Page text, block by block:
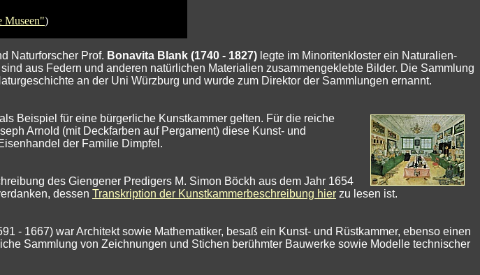
Museen")
Naturforscher Prof. Bonavita Blank (1740 - 1827) legte im Minoritenkloster ein Naturalien-
aus Federn und anderen natürlichen Materialien zusammengeklebte Bilder. Die Sammlung
an der Uni Würzburg und wurde zum Direktor der Sammlungen ernannt.
Beispiel für eine bürgerliche Kunstkammer gelten. Für die reiche
Arnold (mit Deckfarben auf Pergament) diese Kunst- und
der Familie Dimpfel.
des Giengener Predigers M. Simon Böckh aus dem Jahr 1654
dessen Transkription der Kunstkammerbeschreibung hier zu lesen ist.
- 1667) war Architekt sowie Mathematiker, besaß ein Kunst- und Rüstkammer, ebenso einen
Sammlung von Zeichnungen und Stichen berühmter Bauwerke sowie Modelle technischer